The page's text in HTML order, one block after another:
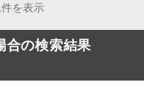
を表示
合の検索結果